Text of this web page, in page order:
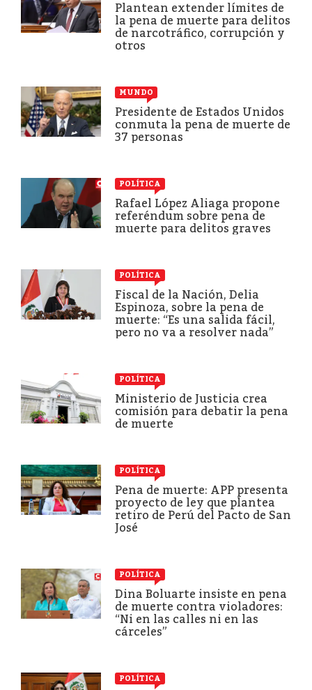
Plantean extender límites de
la pena de muerte para delitos
de narcotráfico, corrupción y
otros
MUNDO
Presidente de Estados Unidos
conmuta la pena de muerte de
37 personas
POLÍTICA
Rafael López Aliaga propone
referéndum sobre pena de
muerte para delitos graves
POLÍTICA
Fiscal de la Nación, Delia
Espinoza, sobre la pena de
muerte: “Es una salida fácil,
pero no va a resolver nada”
POLÍTICA
Ministerio de Justicia crea
comisión para debatir la pena
de muerte
POLÍTICA
Pena de muerte: APP presenta
proyecto de ley que plantea
retiro de Perú del Pacto de San
José
POLÍTICA
Dina Boluarte insiste en pena
de muerte contra violadores:
“Ni en las calles ni en las
cárceles”
POLÍTICA